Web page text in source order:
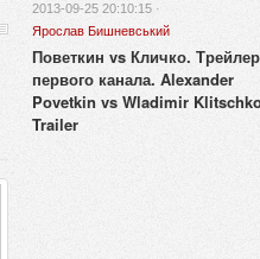
2013-09-25 20:10:15 ·
Ярослав Бишневський
Поветкин vs Кличко. Трейлер
первого канала. Alexander
Povetkin vs Wladimir
Trailer